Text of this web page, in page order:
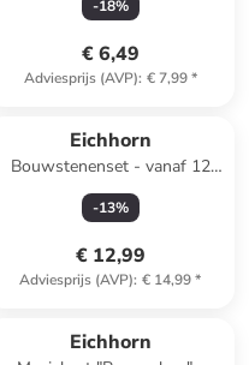
-18%
€ 6,49
Adviesprijs (AVP): € 7,99*
Eichhorn
Bouwstenenset - vanaf 12
maanden
-13%
€ 12,99
Adviesprijs (AVP): € 14,99*
Eichhorn